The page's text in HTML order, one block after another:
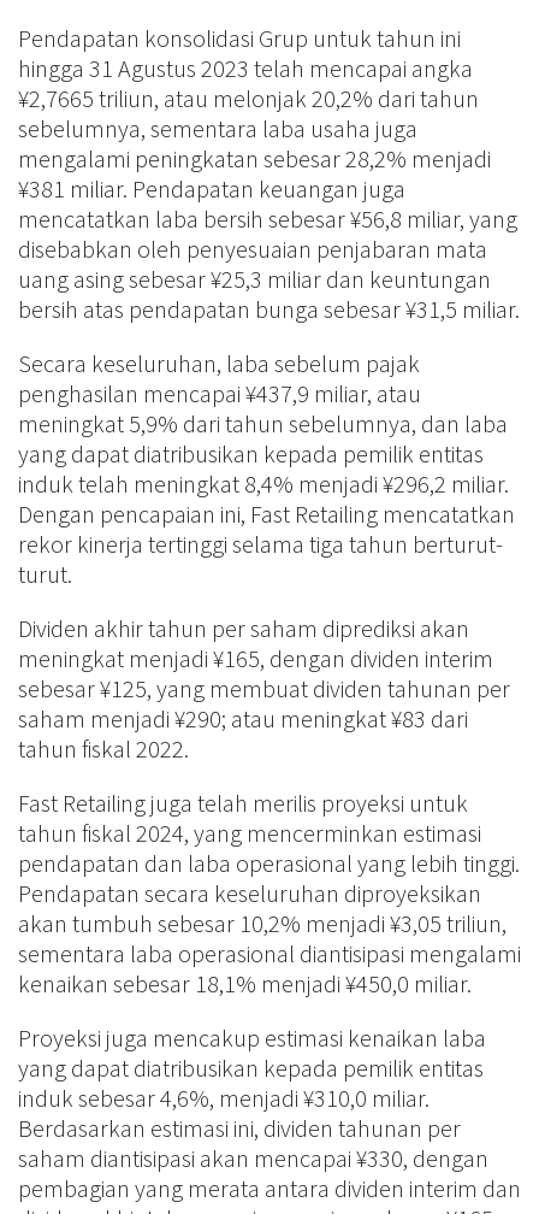
Pendapatan konsolidasi Grup untuk tahun ini
hingga 31 Agustus 2023 telah mencapai angka
¥2,7665 triliun, atau melonjak 20,2% dari tahun
sebelumnya, sementara laba usaha juga
mengalami peningkatan sebesar 28,2% menjadi
¥381 miliar. Pendapatan keuangan juga
mencatatkan laba bersih sebesar ¥56,8 miliar, yang
disebabkan oleh penyesuaian penjabaran mata
uang asing sebesar ¥25,3 miliar dan keuntungan
bersih atas pendapatan bunga sebesar ¥31,5 miliar.
Secara keseluruhan, laba sebelum pajak
penghasilan mencapai ¥437,9 miliar, atau
meningkat 5,9% dari tahun sebelumnya, dan laba
yang dapat diatribusikan kepada pemilik entitas
induk telah meningkat 8,4% menjadi ¥296,2 miliar.
Dengan pencapaian ini, Fast Retailing mencatatkan
rekor kinerja tertinggi selama tiga tahun berturut-
turut.
Dividen akhir tahun per saham diprediksi akan
meningkat menjadi ¥165, dengan dividen interim
sebesar ¥125, yang membuat dividen tahunan per
saham menjadi ¥290; atau meningkat ¥83 dari
tahun fiskal 2022.
Fast Retailing juga telah merilis proyeksi untuk
tahun fiskal 2024, yang mencerminkan estimasi
pendapatan dan laba operasional yang lebih tinggi.
Pendapatan secara keseluruhan diproyeksikan
akan tumbuh sebesar 10,2% menjadi ¥3,05 triliun,
sementara laba operasional diantisipasi mengalami
kenaikan sebesar 18,1% menjadi ¥450,0 miliar.
Proyeksi juga mencakup estimasi kenaikan laba
yang dapat diatribusikan kepada pemilik entitas
induk sebesar 4,6%, menjadi ¥310,0 miliar.
Berdasarkan estimasi ini, dividen tahunan per
saham diantisipasi akan mencapai ¥330, dengan
pembagian yang merata antara dividen interim dan